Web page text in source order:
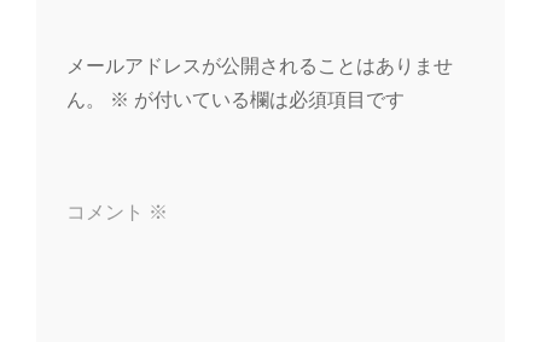
ー
ョ
メールアドレスが公開されることはありませ
ん。
※ が付いている欄は必須項目です
コメント ※